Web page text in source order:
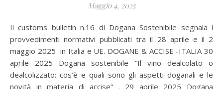
Maggio 4, 2025
Il customs bulletin n.16 di Dogana Sostenibile segnala i
provvedimenti normativi pubblicati tra il 28 aprile e il 2
maggio 2025 in Italia e UE. DOGANE & ACCISE -ITALIA 30
aprile 2025 Dogana sostenibile “Il vino dealcolato o
dealcolizzato: cos’è e quali sono gli aspetti doganali e le
novità in materia di accise” . 29 aprile 2025 Dogana